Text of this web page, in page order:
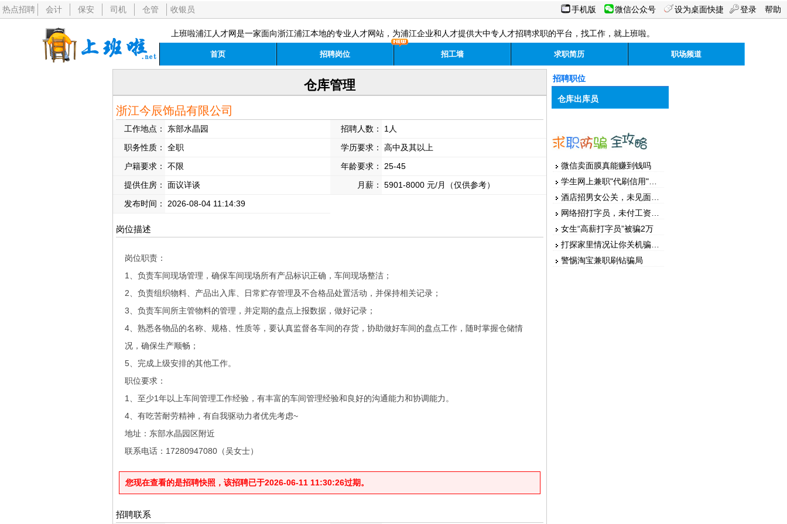
热点招聘 会计 保安 司机 仓管 收银员 手机版 微信公众号 设为桌面快捷 登录 帮助
上班啦浦江人才网是一家面向浙江浦江本地的专业人才网站，为浦江企业和人才提供大中专人才招聘求职的平台，找工作，就上班啦。
首页 招聘岗位 招工墙 求职简历 职场频道
仓库管理
浙江今辰饰品有限公司
工作地点： 东部水晶园 招聘人数：
1人
职务性质：
全职 学历要求：
高中及其以上
户籍要求：
不限 年龄要求：
25-45
提供住房：
面议详谈 月薪：
5901-8000 元/月（仅供参考）
发布时间：
2026-08-04 11:14:39
岗位描述
岗位职责：
1、负责车间现场管理，确保车间现场所有产品标识正确，车间现场整洁；
2、负责组织物料、产品出入库、日常贮存管理及不合格品处置活动，并保持相关记录；
3、负责车间所主管物料的管理，并定期的盘点上报数据，做好记录；
4、熟悉各物品的名称、规格、性质等，要认真监督各车间的存货，协助做好车间的盘点工作，随时掌握仓储情
况，确保生产顺畅；
5、完成上级安排的其他工作。
职位要求：
1、至少1年以上车间管理工作经验，有丰富的车间管理经验和良好的沟通能力和协调能力。
4、有吃苦耐劳精神，有自我驱动力者优先考虑~
地址：东部水晶园区附近
联系电话：17280947080（吴女士）
您现在查看的是招聘快照，该招聘已于2026-06-11 11:30:26过期。
招聘联系
招聘职位
仓库出库员
微信卖面膜真能赚到钱吗
女生“高薪打字员”被骗2万
警惕淘宝兼职刷钻骗局